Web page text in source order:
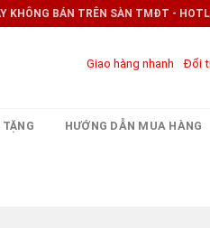
KHÔNG BÁN TRÊN SÀN TMĐT -
Giao hàng nhanh Đổi
TẶNG HƯỚNG DẪN MUA HÀNG